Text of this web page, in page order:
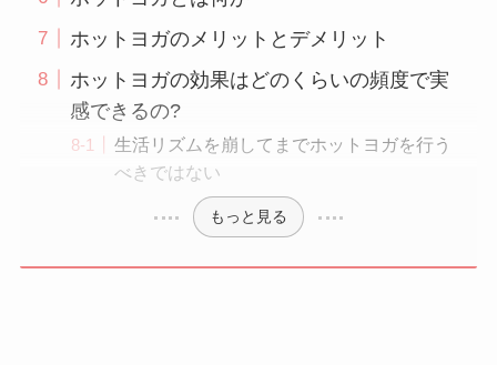
ホットヨガのメリットとデメリット
ホットヨガの効果はどのくらいの頻度で実
感できるの?
生活リズムを崩してまでホットヨガを行う
べきではない
もっと見る